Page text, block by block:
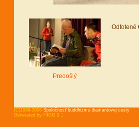
Predošlý
Odfotené
(C)1999-2006 Spoločnosť buddhizmu diamantovej cesty
Generated by HIGG 0.1